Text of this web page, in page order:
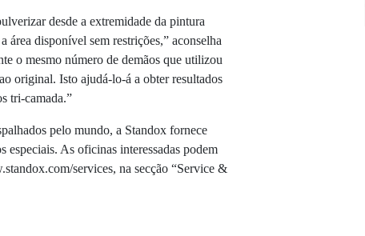
desde a extremidade da pintura
área disponível sem restrições,” aconselha
o mesmo número de demãos que utilizou
original. Isto ajudá-lo-á a obter resultados
tri-camada.”
pelo mundo, a Standox fornece
especiais. As oficinas interessadas podem
services, na secção “Service &